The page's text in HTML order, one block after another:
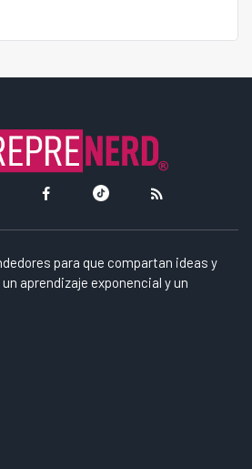
para que compartan ideas y
aprendizaje exponencial y un